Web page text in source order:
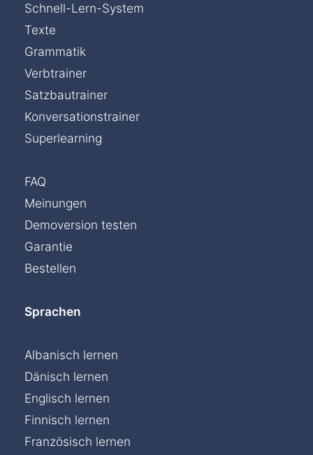
Schnell-Lern-System
Texte
Grammatik
Verbtrainer
Satzbautrainer
Konversationstrainer
Superlearning
FAQ
Meinungen
Demoversion testen
Garantie
Bestellen
Sprachen
Albanisch lernen
Dänisch lernen
Englisch lernen
Finnisch lernen
Französisch lernen